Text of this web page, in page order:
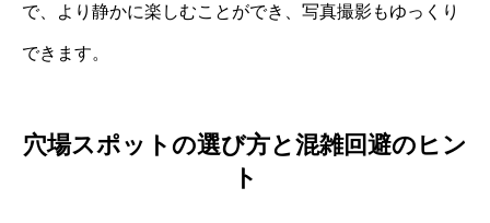
で、より静かに楽しむことができ、写真撮影もゆっくり
できます。
穴場スポットの選び方と混雑回避のヒン
ト